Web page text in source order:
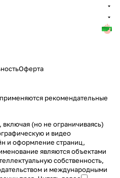
Оферта
рекомендательные
(но не ограничиваясь)
и видео
и оформление страниц,
являются объектами
собственность,
и международными